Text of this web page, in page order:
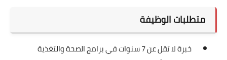
متطلبات الوظيفة
خبرة لا تقل عن 7 سنوات في برامج الصحة والتغذية